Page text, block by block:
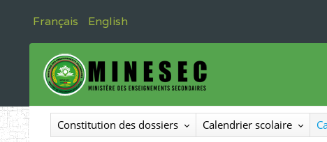
Français English
Constitution des dossiers Calendrier scolaire